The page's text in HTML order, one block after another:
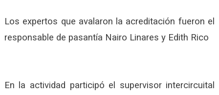
Los expertos que avalaron la acreditación fueron el
responsable de pasantía Nairo Linares y Edith Rico
En la actividad participó el supervisor intercircuital